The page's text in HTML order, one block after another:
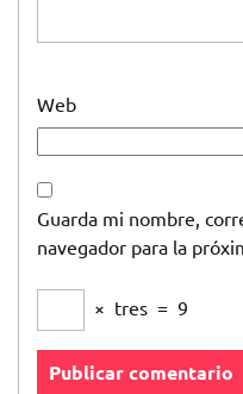
Web
Guarda mi nombre,
navegador para la
× tres = 9